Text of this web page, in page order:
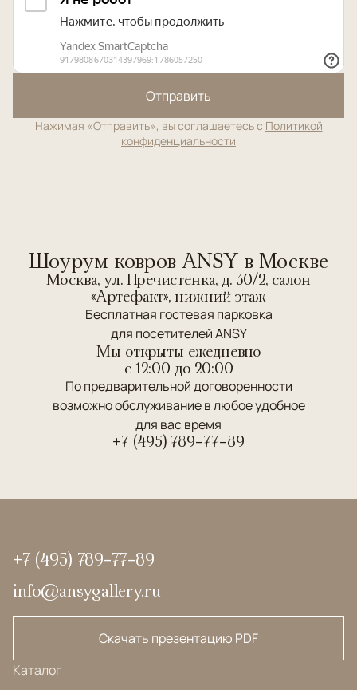
Отправить
Нажимая «Отправить», вы соглашаетесь с Политикой
конфиденциальности
Шоурум ковров ANSY в Москве
Москва, ул. Пречистенка, д. 30/2, салон
«Артефакт», нижний этаж
Бесплатная гостевая парковка
для посетителей ANSY
Мы открыты ежедневно
c 12:00 до 20:00
По предварительной договоренности
возможно обслуживание в любое удобное
для вас время
+7 (495) 789-77-89
+7 (495) 789-77-89
info@ansygallery.ru
Скачать презентацию PDF
Каталог